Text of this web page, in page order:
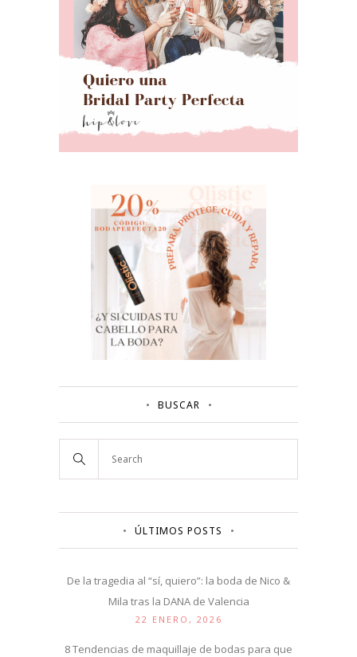
BUSCAR
ÚLTIMOS POSTS
De la tragedia al “sí, quiero”: la boda de Nico &
Mila tras la DANA de Valencia
22 ENERO, 2026
8 Tendencias de maquillaje de bodas para que